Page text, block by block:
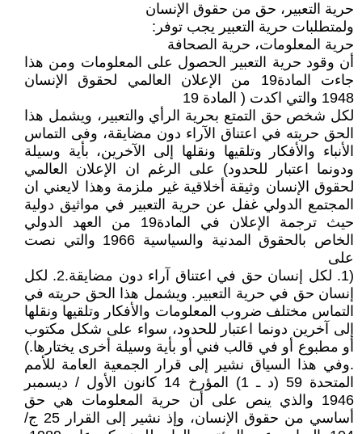
حرية التعبير، حق من حقوق الإنسان
ولمتطلبات حرية التعبير يجب توفر:
حرية المعلومات، حرية الصحافة
أن وقود حرية التعبير الحصول على المعلومات ومن هذا
جاءت المادة19 من الإعلان العالمي لحقوق الإنسان
1948 والتي اكدت ( المادة 19
لكل شخص حق التمتع بحرية الرأي والتعبير، ويشمل هذا
الحق حريته في اعتناق الآراء دون مضايقة، وفى التماس
الأنباء والأفكار وتلقيها ونقلها إلى الآخرين، بأية وسيلة
ودونما اعتبار للحدود) على الرغم ان الإعلان العالمي
لحقوق الإنسان وثيقة أخلاقية غير ملزمة وهذا لايعني ان
المجتمع الدولي غفل عن حرية التعبير في مواثيق دولية
حيث ترجمة الإعلان في المادة19 من العهد الدولي
الخاص بالحقوق المدنية والسياسية 1966 والتي نصت
على
(1. لكل إنسان حق في اعتناق آراء دون مضايقة.2. لكل
إنسان حق في حرية التعبير. ويشمل هذا الحق حريته في
التماس مختلف ضروب المعلومات والأفكار وتلقيها ونقلها
إلى آخرين دونما اعتبار للحدود، سواء على شكل مكتوب
أو مطبوع أو في قالب فني أو بأية وسيلة أخرى يختارها.)
.وفي هذا السياق نشير إلى قرار الجمعية العامة للأمم
المتحدة 59 (د ـ 1) المؤرخ 14 كانون الأول / ديسمبر
1946 والذي ينص على أن حرية المعلومات هي حق
أساسي من حقوق الإنسان، وإذ نشير إلى القرار 25 ج/